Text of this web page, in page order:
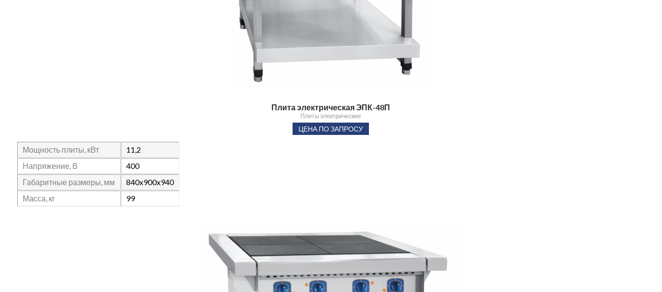
Плита электрическая ЭПК-48П
Плиты электрические
ЦЕНА ПО ЗАПРОСУ
Мощность плиты, кВт
11,2
Напряжение, В
400
Габаритные размеры, мм
840x900x940
Масса, кг
99